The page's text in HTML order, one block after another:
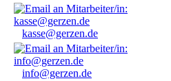
kasse@gerzen.de
info@gerzen.de